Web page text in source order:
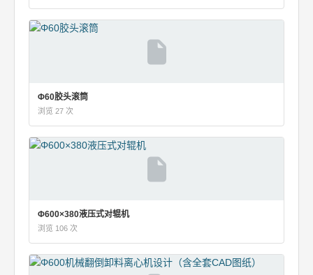
Φ60胶头滚筒
浏览 27 次
Φ600×380液压式对辊机
浏览 106 次